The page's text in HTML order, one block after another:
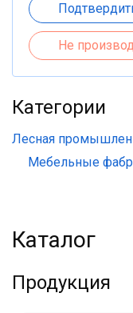
Не
Категории
Лесная
Мебельные
Каталог
Продукция